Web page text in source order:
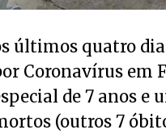
últimos quatro
Coronavírus em
de 7 anos e
(outros 7